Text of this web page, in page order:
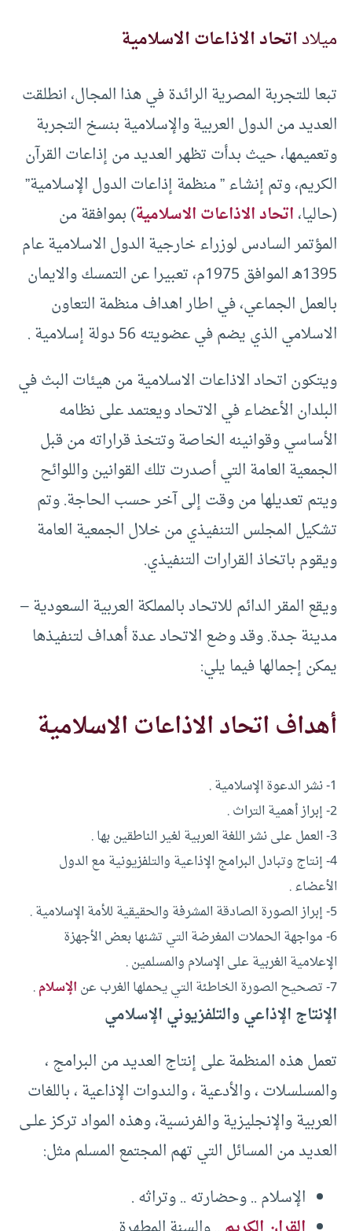
ميلاداتحاد الاذاعات الاسلامية
تبعا للتجربة المصرية الرائدة في هذا المجال، انطلقت
العديد من الدول العربية والإسلامية بنسخ التجربة
وتعميمها، حيث بدأت تظهر العديد من إذاعات القرآن
الكريم، وتم إنشاء ” منظمة إذاعات الدول الإسلامية”
(حاليا،اتحاد الاذاعات الاسلامية) بموافقة من
المؤتمر السادس لوزراء خارجية الدول الاسلامية عام
1395هـ الموافق 1975م، تعبيرا عن التمسك والايمان
بالعمل الجماعي، في اطار اهداف منظمة التعاون
الاسلامي الذي يضم في عضويته 56 دولة إسلامية .
ويتكون اتحاد الاذاعات الاسلامية من هيئات البث في
البلدان الأعضاء في الاتحاد ويعتمد على نظامه
الأساسي وقوانينه الخاصة وتتخذ قراراته من قبل
الجمعية العامة التي أصدرت تلك القوانين واللوائح
ويتم تعديلها من وقت إلى آخر حسب الحاجة. وتم
تشكيل المجلس التنفيذي من خلال الجمعية العامة
ويقوم باتخاذ القرارات التنفيذي.
ويقع المقر الدائم للاتحاد بالمملكة العربية السعودية –
مدينة جدة. وقد وضع الاتحاد عدة أهداف لتنفيذها
يمكن إجمالها فيما يلي:
أهداف اتحاد الاذاعات الاسلامية
1- نشر الدعوة الإسلامية .
2- إبراز أهمية التراث .
3- العمل على نشر اللغة العربية لغير الناطقين بها .
4- إنتاج وتبادل البرامج الإذاعية والتلفزيونية مع الدول
الأعضاء .
5- إبراز الصورة الصادقة المشرفة والحقيقية للأمة الإسلامية .
6- مواجهة الحملات المغرضة التي تشنها بعض الأجهزة
الإعلامية الغربية على الإسلام والمسلمين .
7- تصحيح الصورة الخاطئة التي يحملها الغرب عن
الإسلام.
الإنتاج الإذاعي والتلفزيوني الإسلامي
تعمل هذه المنظمة على إنتاج العديد من البرامج ،
والمسلسلات ، والأدعية ، والندوات الإذاعية ، باللغات
العربية والإنجليزية والفرنسية، وهذه المواد تركز علــى
العديد من المسائل التي تهم المجتمع المسلم مثل:
الإسلام .. وحضارته .. وتراثه .